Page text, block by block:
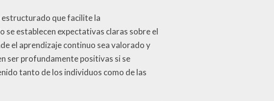
estructurado que facilite la
establecen expectativas claras sobre el
el aprendizaje continuo sea valorado y
ser profundamente positivas si se
tanto de los individuos como de las